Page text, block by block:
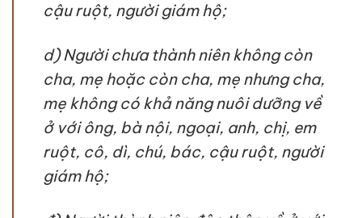
cậu ruột, người giám hộ;
d) Người chưa thành niên không còn
cha, mẹ hoặc còn cha, mẹ nhưng cha,
mẹ không có khả năng nuôi dưỡng về
ở với ông, bà nội, ngoại, anh, chị, em
ruột, cô, dì, chú, bác, cậu ruột, người
giám hộ;